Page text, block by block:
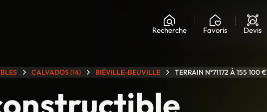
Recherche
Chargement...
Favoris Devis
CALVADOS (14) BIÉVILLE-BEUVILLE TERRAIN N°71172 À 155 100 €